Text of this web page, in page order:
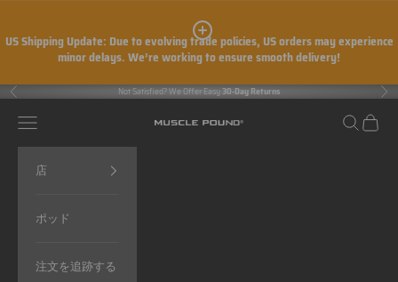
US Shipping Update: Due to evolving trade policies, US orders may experience
minor delays. We’re working to ensure smooth delivery!
前へ Not Satisfied? We Offer Easy30-Day Returns 次
MUSCLE POUND®
メニュー 検索カート
店
ポッド
注文を追跡する